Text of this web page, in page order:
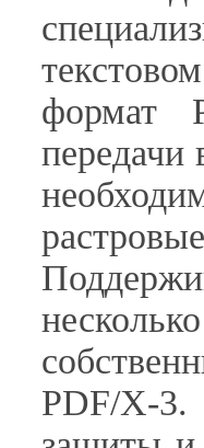
формат
передачи
PDF/X-